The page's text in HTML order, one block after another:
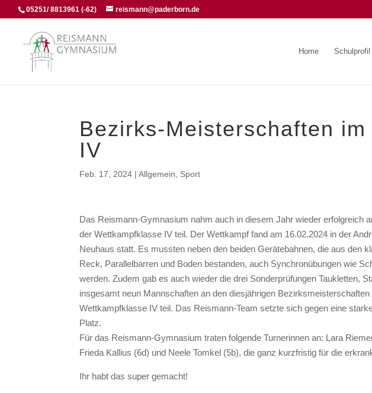
05251/ 8813961 (-62) reismann@paderborn.de
Home Schulprofil
Bezirks-Meisterschaften
IV
Feb. 17, 2024 |Allgemein Sport
Das Reismann-Gymnasium nahm auch in diesem Jahr wieder erfolgreich
der Wettkampfklasse IV teil. Der Wettkampf fand am 16.02.2024 in der
Neuhaus statt. Es mussten neben den beiden Gerätebahnen, die aus den
Reck, Parallelbarren und Boden bestanden, auch Synchronübungen wie
werden. Zudem gab es auch wieder die drei Sonderprüfungen Taukletten,
insgesamt neun Mannschaften an den diesjährigen Bezirksmeisterschaften
Wettkampfklasse IV teil. Das Reismann-Team setzte sich gegen eine
Platz.
Für das Reismann-Gymnasium traten folgende Turnerinnen an: Lara
Frieda Kallius (6d) und Neele Tomkel (5b), die ganz kurzfristig für die
Ihr habt das super gemacht!